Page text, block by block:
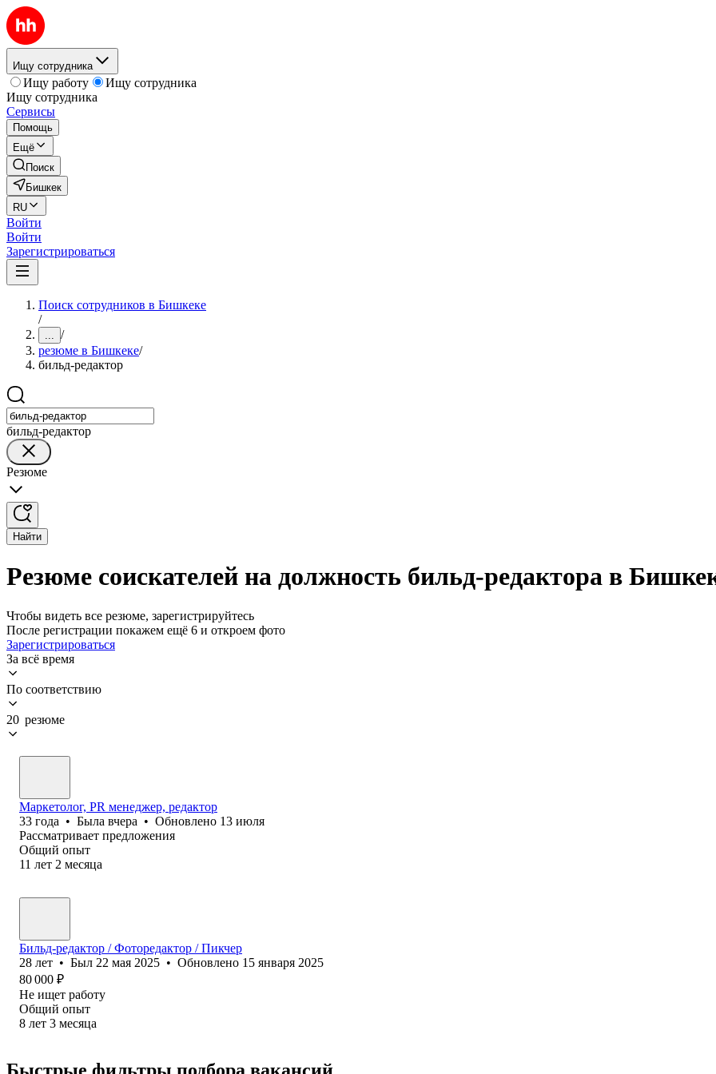
Ищу сотрудника
Ищу работу
Ищу сотрудника
Ищу сотрудника
Сервисы
Помощь
Ещё
Поиск
Бишкек
RU
Войти
Войти
Зарегистрироваться
Поиск сотрудников в Бишкеке
/
... /
резюме в Бишкеке/
бильд-редактор
бильд-редактор
Резюме
Найти
Резюме соискателей на должность бильд-редактора в
Чтобы видеть все резюме, зарегистрируйтесь
После регистрации покажем ещё 6 и откроем фото
Зарегистрироваться
За всё время
По соответствию
20 резюме
Маркетолог, PR менеджер, редактор
33 года • Была вчера • Обновлено 13 июля
Рассматривает предложения
Общий опыт
11 лет 2 месяца
Бильд-редактор / Фоторедактор / Пикчер
28 лет • Был 22 мая 2025 • Обновлено 15 января 2025
80 000 ₽
Не ищет работу
Общий опыт
8 лет 3 месяца
Быстрые фильтры подбора вакансий